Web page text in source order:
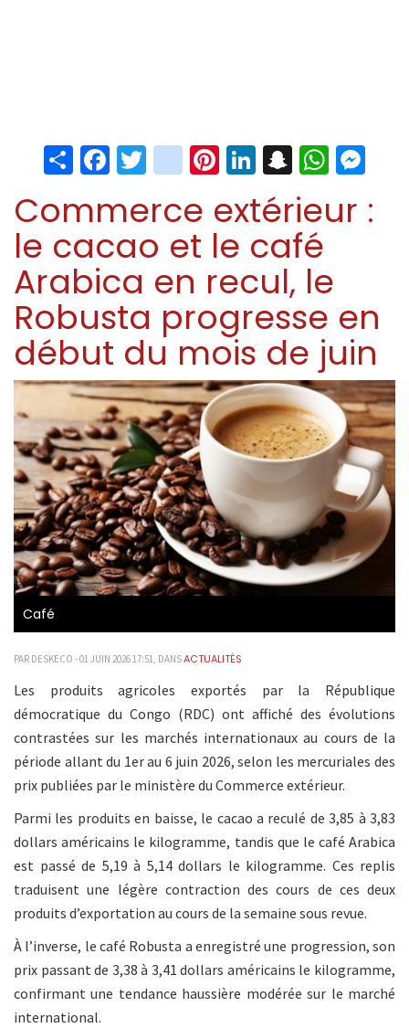
ShareFacebook
Twitter
instagram
Pinterest
LinkedIn
Snapchat
Commerce extérieur :
le cacao et le café
Arabica en recul, le
Robusta progresse en
début du mois de juin
Café
PAR DESKECO - 01 JUIN 2026 17:51, DANSACTUALITÉS
Les produits agricoles exportés par la République
démocratique du Congo (RDC) ont affiché des évolutions
contrastées sur les marchés internationaux au cours de la
période allant du 1er au 6 juin 2026, selon les mercuriales des
prix publiées par le ministère du Commerce extérieur.
Parmi les produits en baisse, le cacao a reculé de 3,85 à 3,83
dollars américains le kilogramme, tandis que le café Arabica
est passé de 5,19 à 5,14 dollars le kilogramme. Ces replis
traduisent une légère contraction des cours de ces deux
produits d’exportation au cours de la semaine sous revue.
À l’inverse, le café Robusta a enregistré une progression, son
prix passant de 3,38 à 3,41 dollars américains le kilogramme,
confirmant une tendance haussière modérée sur le marché
international.